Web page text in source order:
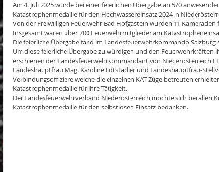
Am 4. Juli 2025 wurde bei einer feierlichen Übergabe an 570
Katastrophenmedaille für den Hochwassereinsatz 2024 in
Von der Freiwilligen Feuerwehr Bad Hofgastein wurden 11 Kameraden
Insgesamt waren über 700 Feuerwehrmitglieder am
Die feierliche Übergabe fand im Landesfeuerwehrkommando Salzburg
Um diese feierliche Übergabe zu würdigen und den Feuerwehrkräften
erschienen der Landesfeuerwehrkommandant von Niederösterreich
Landeshauptfrau Mag. Karoline Edtstadler und Landeshauptfrau-
Verbindungsoffiziere welche die einzelnen KAT-Züge betreuten
Katastrophenmedaille für ihre Tätigkeit.
Der Landesfeuerwehrverband Niederösterreich möchte sich bei allen
Katastrophenmedaille für den selbstlosen Einsatz bedanken.